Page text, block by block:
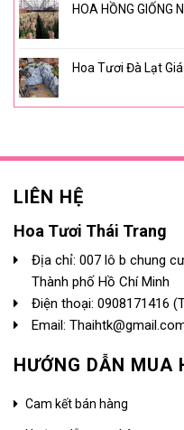
HOA HỒNG GIỐNG
Hoa Tươi Đà Lạt
LIÊN HỆ
Hoa Tươi Thái Trang
Địa chỉ: 007 lô b chung
Thành phố Hồ Chí Minh
Điện thoại: 0908171416
Email:
HƯỚNG DẪN MUA
Cam kết bán hàng